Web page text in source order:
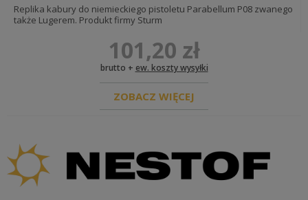
FARBY MILITARNE FOSCO
CHEMIA DO SKÓR / BUTÓW
DIORAMY I EKSPOZYCJE
Replika kabury do niemieckiego pistoletu Parabellum P08 zwanego
także Lugerem. Produkt firmy Sturm
101,20 zł
brutto + ew. koszty wysyłki
ZOBACZ WIĘCEJ